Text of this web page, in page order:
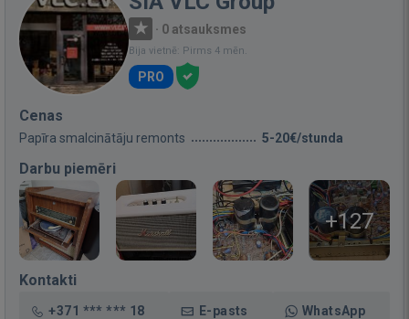
· 0 atsauksmes
Bija vietnē: Pirms 4 mēn.
PRO
Cenas
Papīra smalcinātāju remonts 5-20€/stunda
Darbu piemēri
+127
Kontakti
+371 *** *** 18 E-pasts WhatsApp